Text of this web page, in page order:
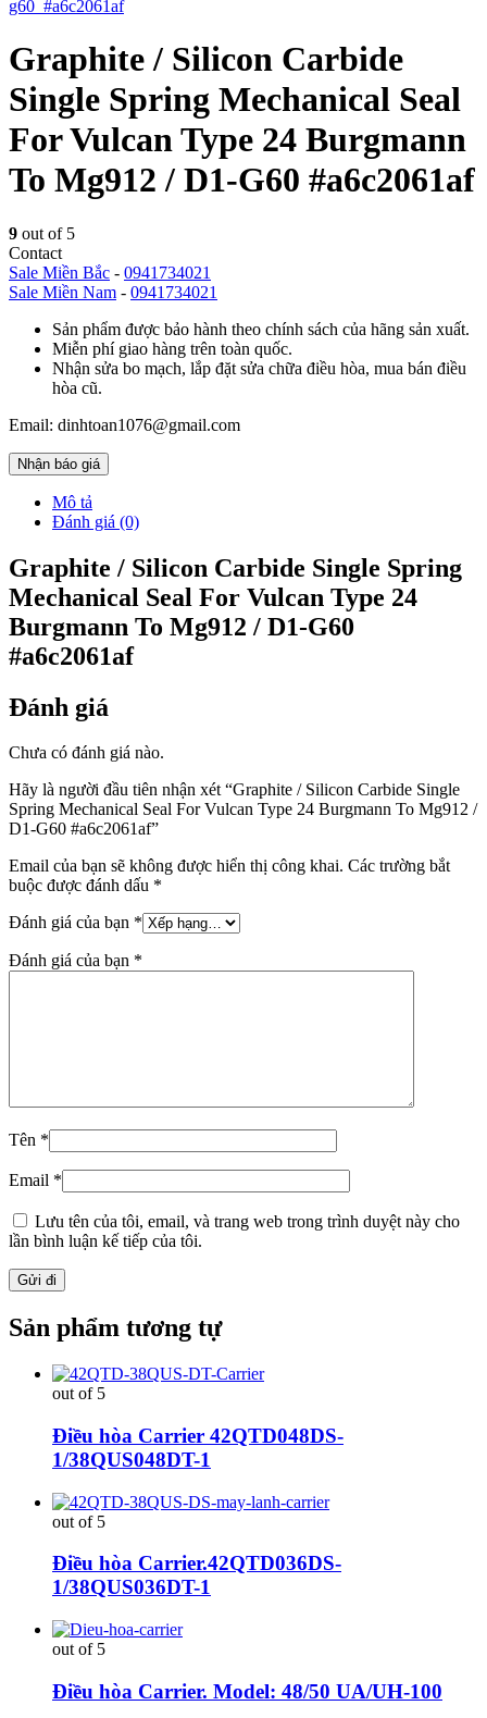
Graphite / Silicon Carbide
Single Spring Mechanical Seal
For Vulcan Type 24 Burgmann
To Mg912 / D1-G60 #a6c2061af
9 out of 5
Contact
Sale Miền Bắc - 0941734021
Sale Miền Nam - 0941734021
Sản phẩm được bảo hành theo chính sách của hãng sản xuất.
Miễn phí giao hàng trên toàn quốc.
Nhận sửa bo mạch, lắp đặt sửa chữa điều hòa, mua bán điều
hòa cũ.
Email: dinhtoan1076@gmail.com
Nhận báo giá
Mô tả
Đánh giá (0)
Graphite / Silicon Carbide Single Spring
Mechanical Seal For Vulcan Type 24
Burgmann To Mg912 / D1-G60
#a6c2061af
Đánh giá
Chưa có đánh giá nào.
Hãy là người đầu tiên nhận xét “Graphite / Silicon Carbide Single
Spring Mechanical Seal For Vulcan Type 24 Burgmann To Mg912 /
D1-G60 #a6c2061af”
Email của bạn sẽ không được hiển thị công khai. Các trường bắt
buộc được đánh dấu *
Đánh giá của bạn *
Đánh giá của bạn *
Tên *
Email *
Lưu tên của tôi, email, và trang web trong trình duyệt này cho
lần bình luận kế tiếp của tôi.
Sản phẩm tương tự
out of 5
Điều hòa Carrier 42QTD048DS-
1/38QUS048DT-1
out of 5
Điều hòa Carrier.42QTD036DS-
1/38QUS036DT-1
out of 5
Điều hòa Carrier. Model: 48/50 UA/UH-100